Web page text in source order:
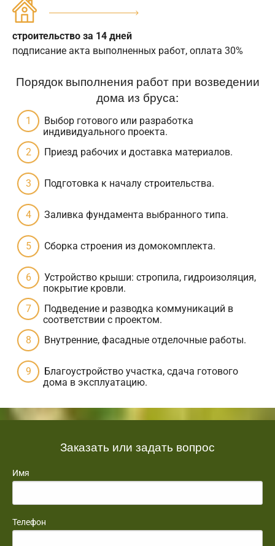
строительство за 14 дней
подписание акта выполненных работ, оплата 30%
Порядок выполнения работ при возведении
дома из бруса:
Выбор готового или разработка
индивидуального проекта.
Приезд рабочих и доставка материалов.
Подготовка к началу строительства.
Заливка фундамента выбранного типа.
Сборка строения из домокомплекта.
Устройство крыши: стропила, гидроизоляция,
покрытие кровли.
Подведение и разводка коммуникаций в
соответствии с проектом.
Внутренние, фасадные отделочные работы.
Благоустройство участка, сдача готового
дома в эксплуатацию.
Заказать или задать вопрос
Имя
Телефон